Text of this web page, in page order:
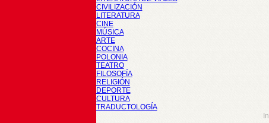
CIVILIZACIÓN
LITERATURA
CINE
MÚSICA
ARTE
COCINA
POLONIA
TEATRO
FILOSOFÍA
RELIGIÓN
DEPORTE
CULTURA
TRADUCTOLOGÍA